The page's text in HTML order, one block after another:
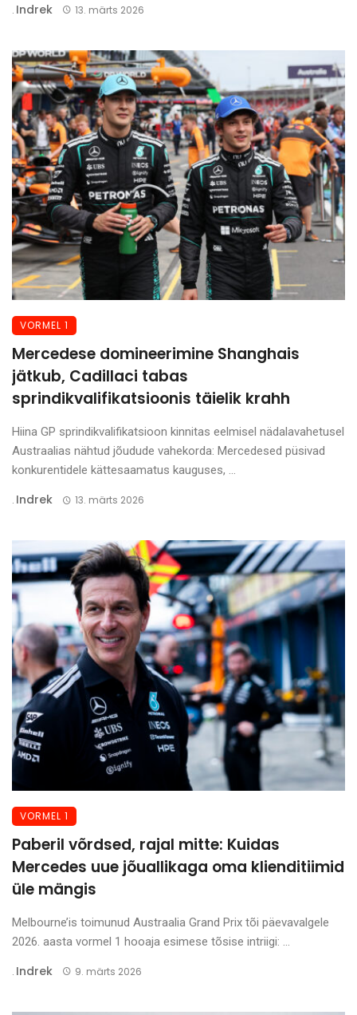
. Indrek 13. märts 2026
VORMEL 1
Mercedese domineerimine Shanghais
jätkub, Cadillaci tabas
sprindikvalifikatsioonis täielik krahh
Hiina GP sprindikvalifikatsioon kinnitas eelmisel nädalavahetusel
Austraalias nähtud jõudude vahekorda: Mercedesed püsivad
konkurentidele kättesaamatus kauguses, ...
. Indrek 13. märts 2026
VORMEL 1
Paberil võrdsed, rajal mitte: Kuidas
Mercedes uue jõuallikaga oma klienditiimid
üle mängis
Melbourne’is toimunud Austraalia Grand Prix tõi päevavalgele
2026. aasta vormel 1 hooaja esimese tõsise intriigi: ...
. Indrek 9. märts 2026